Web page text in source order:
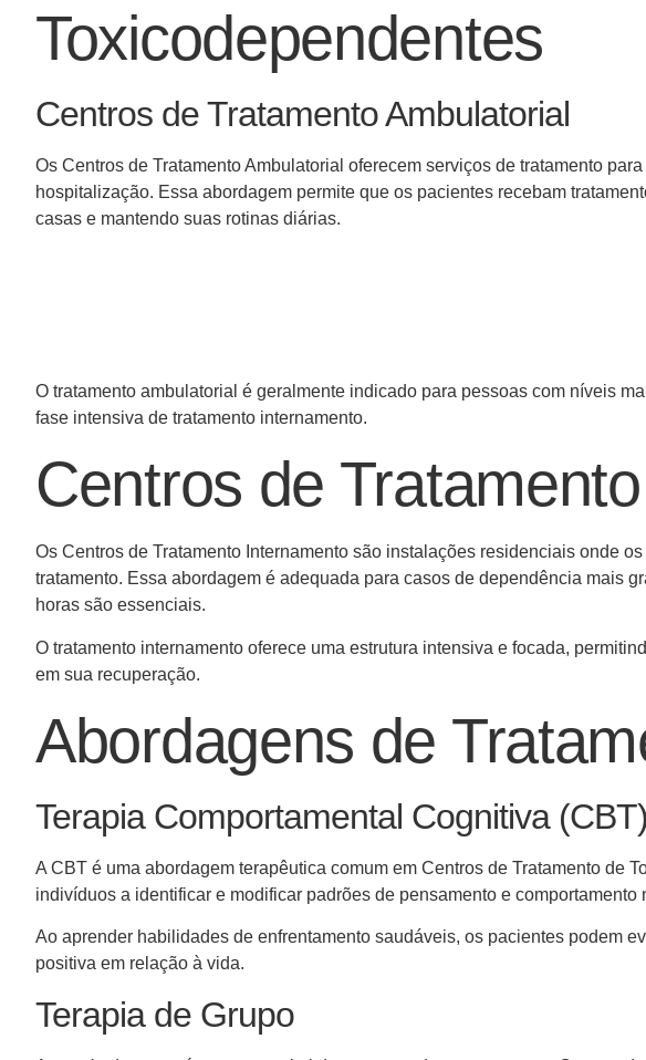
Toxicodependentes
Centros de Tratamento Ambulatorial
Os Centros de Tratamento Ambulatorial oferecem serviços de tratamento
hospitalização. Essa abordagem permite que os pacientes recebam
casas e mantendo suas rotinas diárias.
O tratamento ambulatorial é geralmente indicado para pessoas com níveis
fase intensiva de tratamento internamento.
Centros de
Os Centros de Tratamento Internamento são instalações residenciais onde
tratamento. Essa abordagem é adequada para casos de dependência mais
horas são essenciais.
O tratamento internamento oferece uma estrutura intensiva e focada,
em sua recuperação.
Abordagens de
Terapia Comportamental Cognitiva (CBT)
A CBT é uma abordagem terapêutica comum em Centros de Tratamento de
indivíduos a identificar e modificar padrões de pensamento e
Ao aprender habilidades de enfrentamento saudáveis, os pacientes podem
positiva em relação à vida.
Terapia de Grupo